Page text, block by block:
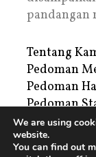
pandangan
Tentang
Pedoman
Pedoman
Pedoman
Privacy
Periklanan
We are using
website.
You can find out